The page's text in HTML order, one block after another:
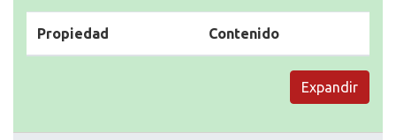
Propiedad Contenido
Expandir